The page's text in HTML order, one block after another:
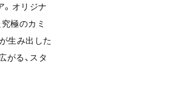
。オリジナ
極のカミ
生み出した
がる、スタ